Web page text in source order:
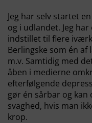
Jeg har selv startet
og i udlandet. Jeg
indstillet til flere
Berlingske som én af
m.v. Samtidig med
åben i medierne
efterfølgende
gør én sårbar og
svaghed, hvis man
krop.